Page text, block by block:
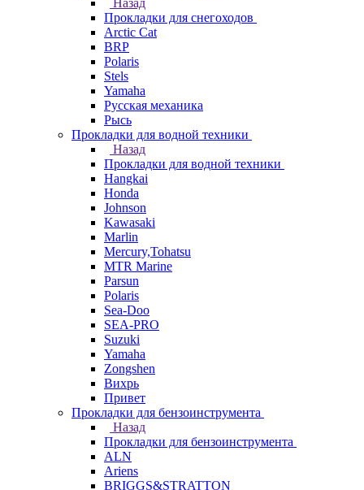
Назад
Прокладки для снегоходов
Arctic Cat
BRP
Polaris
Stels
Yamaha
Русская механика
Рысь
Прокладки для водной техники
Назад
Прокладки для водной техники
Hangkai
Honda
Johnson
Kawasaki
Marlin
Mercury,Tohatsu
MTR Marine
Parsun
Polaris
Sea-Doo
SEA-PRO
Suzuki
Yamaha
Zongshen
Вихрь
Привет
Прокладки для бензоинструмента
Назад
Прокладки для бензоинструмента
ALN
Ariens
BRIGGS&STRATTON